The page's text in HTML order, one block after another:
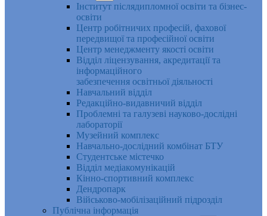
Інститут післядипломної освіти та бізнес-
освіти
Центр робітничих професій, фахової
передвищої та професійної освіти
Центр менеджменту якості освіти
Відділ ліцензування, акредитації та
інформаційного
забезпечення освітньої діяльності
Навчальний відділ
Редакційно-видавничий відділ
Проблемні та галузеві науково-дослідні
лабораторії
Музейний комплекс
Навчально-дослідний комбінат БТУ
Студентське містечко
Відділ медіакомунікацій
Кінно-спортивний комплекс
Дендропарк
Військово-мобілізаційний підрозділ
Публічна інформація